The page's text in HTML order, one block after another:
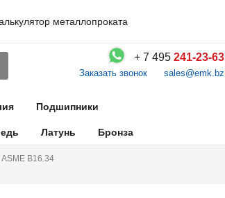
металлопроката
+ 7 495 241-23-63
Заказать звонок sales@emk.bz
Подшипники
Латунь Бронза
B16.34